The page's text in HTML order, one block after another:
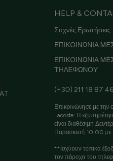
HELP &
Συχνές Ερωτήσεις
ΕΠΙΚΟΙΝΩΝΙΑ
ΕΠΙΚΟΙΝΩΝΙΑ
ΤΗΛΕΦΩΝΟΥ
(+30) 211 18 87
Επικοινώνησε με την
Lacoste: Η
είναι διαθέσιμη
Παρασκευή 10:00 με
**Ισχύουν τοπικά
τον πάροχο του